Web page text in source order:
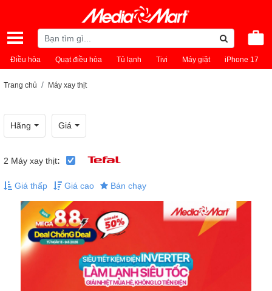
Điều hòa Quạt điều hòa Tủ lạnh Tivi Máy giặt iPhone 17
Trang chủ Máy xay thịt
Hãng Giá
2 Máy xay thịt:
Giá thấp Giá cao Bán chạy